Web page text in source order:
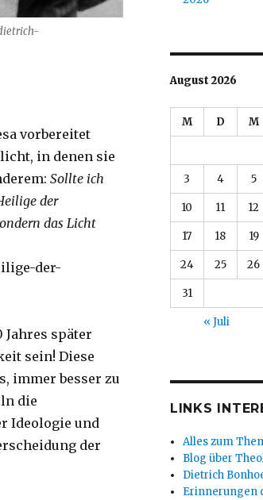
vorbereitet
in denen sie
Sollte ich
der
das Licht
der-
später
sein! Diese
immer besser zu
die
Ideologie und
der
über 1. Petrus 1, Christoph Fleischer,
August 2026
M D M
3 4 5
10 11 12
17 18 19
24 25 26
31
« Juli
LINKS
Alles zum
Blog über
Dietrich
Erinnerungen